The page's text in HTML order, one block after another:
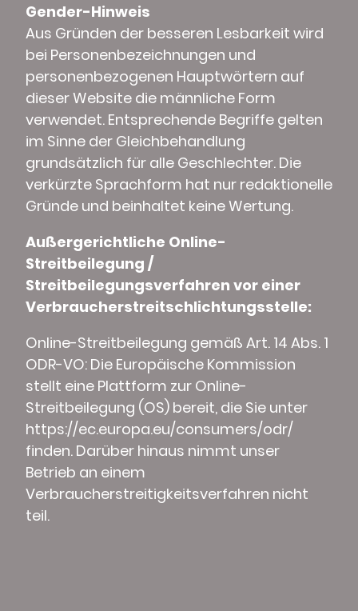
Gender-Hinweis
Aus Gründen der besseren Lesbarkeit wird
bei Personenbezeichnungen und
personenbezogenen Hauptwörtern auf
dieser Website die männliche Form
verwendet. Entsprechende Begriffe gelten
im Sinne der Gleichbehandlung
grundsätzlich für alle Geschlechter. Die
verkürzte Sprachform hat nur redaktionelle
Gründe und beinhaltet keine Wertung.
Außergerichtliche Online-
Streitbeilegung /
Streitbeilegungsverfahren vor einer
Verbraucherstreitschlichtungsstelle:
Online-Streitbeilegung gemäß Art. 14 Abs. 1
ODR-VO: Die Europäische Kommission
stellt eine Plattform zur Online-
Streitbeilegung (OS) bereit, die Sie unter
https://ec.europa.eu/consumers/odr/
finden. Darüber hinaus nimmt unser
Betrieb an einem
Verbraucherstreitigkeitsverfahren nicht
teil.